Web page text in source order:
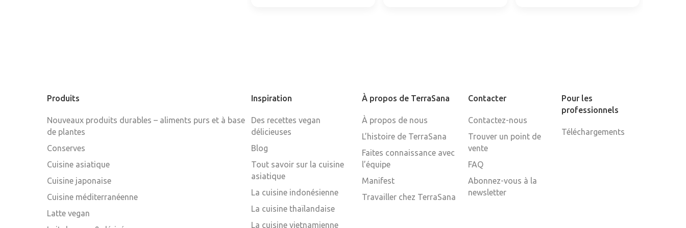
Produits
Nouveaux produits durables – aliments purs et à base
de plantes
Conserves
Cuisine asiatique
Cuisine japonaise
Cuisine méditerranéenne
Latte vegan
Inspiration
Des recettes vegan
délicieuses
Blog
Tout savoir sur la cuisine
asiatique
La cuisine indonésienne
La cuisine thaïlandaise
La cuisine vietnamienne
À propos de TerraSana
À propos de nous
L’histoire de TerraSana
Faites connaissance avec
l’équipe
Manifest
Travailler chez TerraSana
Contacter
Contactez-nous
Trouver un point de
vente
FAQ
Abonnez-vous à la
newsletter
Pour les
professionnels
Téléchargements